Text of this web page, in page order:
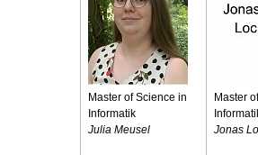
Master of Science in
Informatik
Julia Meusel
Master
Jonas